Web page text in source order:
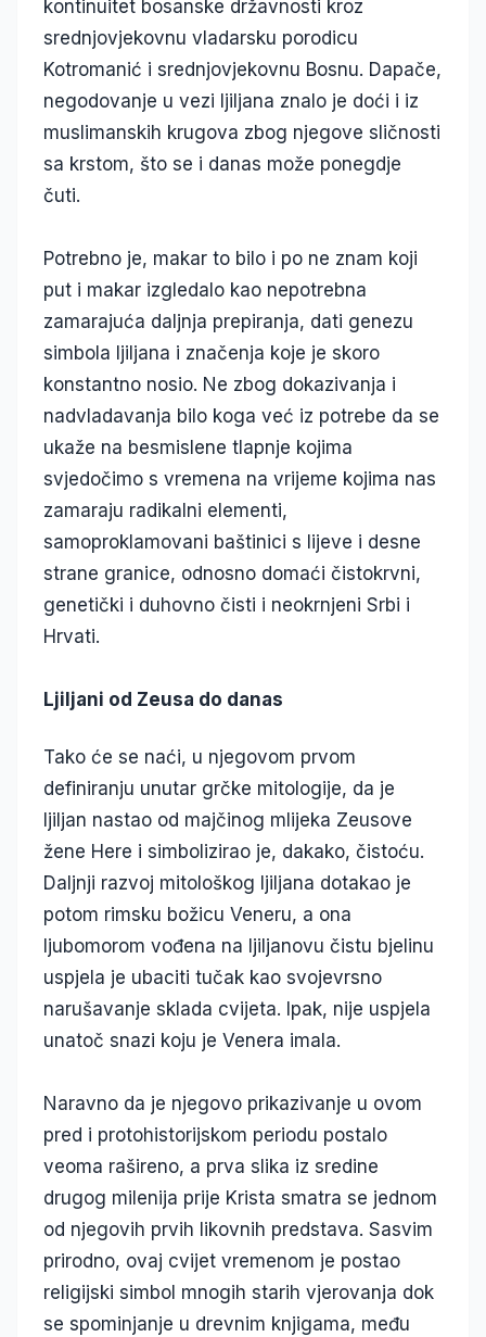
kontinuitet bosanske državnosti kroz
srednjovjekovnu vladarsku porodicu
Kotromanić i srednjovjekovnu Bosnu. Dapače,
negodovanje u vezi ljiljana znalo je doći i iz
muslimanskih krugova zbog njegove sličnosti
sa krstom, što se i danas može ponegdje
čuti.
Potrebno je, makar to bilo i po ne znam koji
put i makar izgledalo kao nepotrebna
zamarajuća daljnja prepiranja, dati genezu
simbola ljiljana i značenja koje je skoro
konstantno nosio. Ne zbog dokazivanja i
nadvladavanja bilo koga već iz potrebe da se
ukaže na besmislene tlapnje kojima
svjedočimo s vremena na vrijeme kojima nas
zamaraju radikalni elementi,
samoproklamovani baštinici s lijeve i desne
strane granice, odnosno domaći čistokrvni,
genetički i duhovno čisti i neokrnjeni Srbi i
Hrvati.
Ljiljani od Zeusa do danas
Tako će se naći, u njegovom prvom
definiranju unutar grčke mitologije, da je
ljiljan nastao od majčinog mlijeka Zeusove
žene Here i simbolizirao je, dakako, čistoću.
Daljnji razvoj mitološkog ljiljana dotakao je
potom rimsku božicu Veneru, a ona
ljubomorom vođena na ljiljanovu čistu bjelinu
uspjela je ubaciti tučak kao svojevrsno
narušavanje sklada cvijeta. Ipak, nije uspjela
unatoč snazi koju je Venera imala.
Naravno da je njegovo prikazivanje u ovom
pred i protohistorijskom periodu postalo
veoma rašireno, a prva slika iz sredine
drugog milenija prije Krista smatra se jednom
od njegovih prvih likovnih predstava. Sasvim
prirodno, ovaj cvijet vremenom je postao
religijski simbol mnogih starih vjerovanja dok
se spominjanje u drevnim knjigama, među